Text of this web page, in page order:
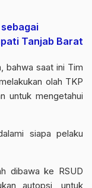
Tanjab Barat
bahwa saat ini Tim
olah TKP
untuk mengetahui
siapa pelaku
dibawa ke RSUD
autopsi, untuk